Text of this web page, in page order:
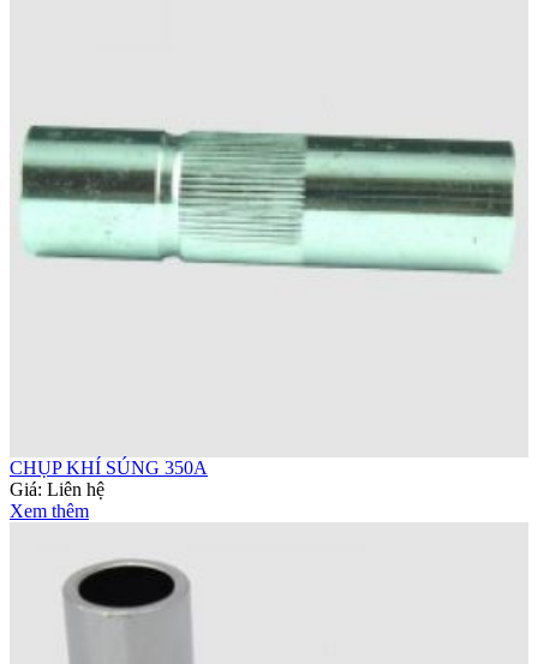
CHỤP KHÍ SÚNG 350A
Giá: Liên hệ
Xem thêm